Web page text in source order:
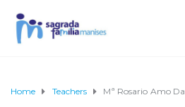
Home Teachers Mª Rosario Amo